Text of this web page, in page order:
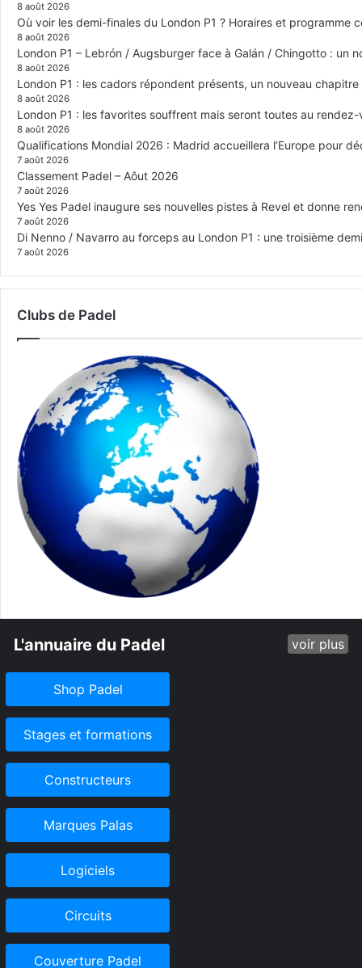
8 août 2026
Où voir les demi-finales du London P1 ? Horaires et programme
8 août 2026
London P1 – Lebrón / Augsburger face à Galán / Chingotto : un
8 août 2026
London P1 : les cadors répondent présents, un nouveau
8 août 2026
London P1 : les favorites souffrent mais seront toutes au
8 août 2026
Qualifications Mondial 2026 : Madrid accueillera l’Europe pour
7 août 2026
Classement Padel – Aôut 2026
7 août 2026
Yes Yes Padel inaugure ses nouvelles pistes à Revel et donne
7 août 2026
Di Nenno / Navarro au forceps au London P1 : une troisième
7 août 2026
Clubs de Padel
L'annuaire du Padel voir plus
Shop Padel
Stages et formations
Constructeurs
Marques Palas
Logiciels
Circuits
Couverture Padel